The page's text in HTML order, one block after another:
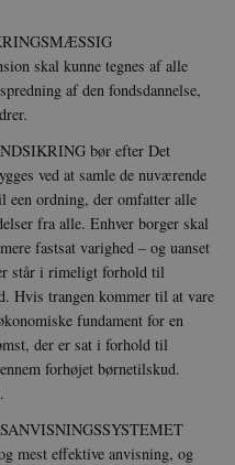
skal kunne tegnes af alle
af den fondsdannelse,
bør efter Det
ved at samle de nuværende
ordning, der omfatter alle
fra alle. Enhver borger skal
fastsat varighed – og uanset
står i rimeligt forhold til
Hvis trangen kommer til at vare
fundament for en
der er sat i forhold til
forhøjet børnetilskud.
mest effektive anvisning, og